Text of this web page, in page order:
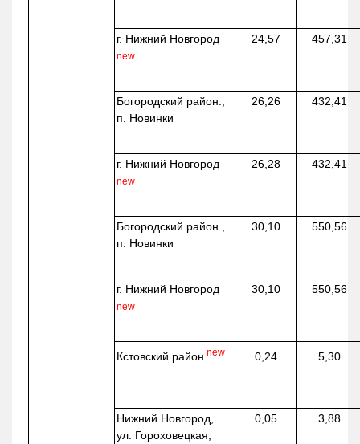
г. Нижний Новгород
new
24,57 457,31
Богородский район.,
п. Новинки
26,26 432,41
г. Нижний Новгород
new
26,28 432,41
Богородский район.,
п. Новинки
30,10 550,56
г. Нижний Новгород
new
30,10 550,56
Кстовский район new 0,24 5,30
Нижний Новгород,
ул. Гороховецкая,
0,05 3,88